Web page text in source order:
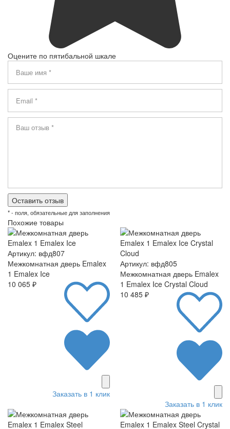
Оцените по пятибальной шкале
* - поля, обязательные для заполнения
Похожие товары
Артикул: вфд807
Межкомнатная дверь Emalex
1 Emalex Ice
10 065 ₽
Заказать в 1 клик
Артикул: вфд805
Межкомнатная дверь Emalex
1 Emalex Ice Crystal Cloud
10 485 ₽
Заказать в 1 клик